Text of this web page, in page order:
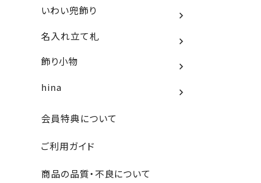
いわい兜飾り
名入れ立て札
飾り小物
hina
会員特典について
ご利用ガイド
商品の品質・不良について